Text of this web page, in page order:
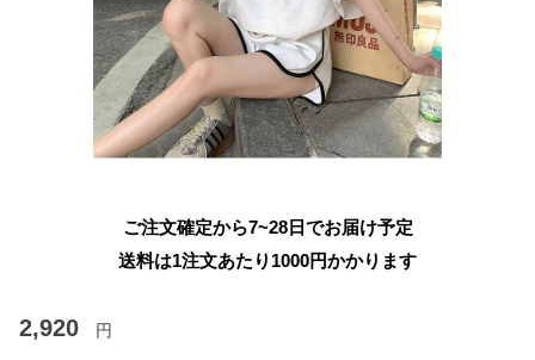
ご注文確定から7~28日でお届け予定
送料は1注文あたり 1000円かかります
2,920 円